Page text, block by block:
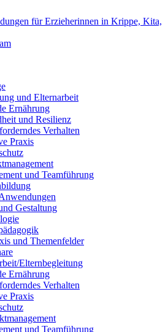
und Elternarbeit
Ernährung
und Resilienz
Verhalten
Praxis
und Teamführung
Gestaltung
und Themenfelder
Elternbegleitung
Ernährung
Verhalten
Praxis
und Teamführung